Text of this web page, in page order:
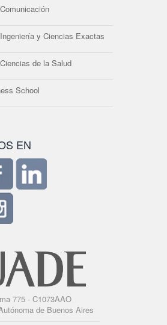
y Ciencias Exactas
de la Salud
School
EN
775 - C1073AAO
de Buenos Aires